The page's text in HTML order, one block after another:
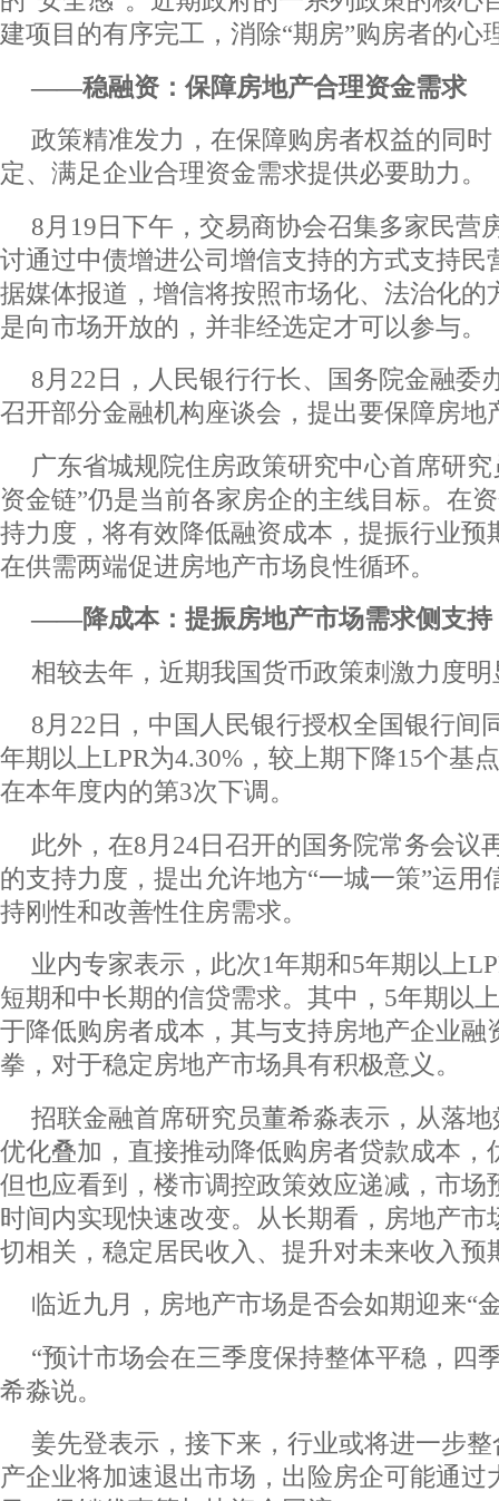
建项目的有序完工，消除“期房”购房者的心
――稳融资：保障房地产合理资金需求
政策精准发力，在保障购房者权益的同
定、满足企业合理资金需求提供必要助力。
8月19日下午，交易商协会召集多家民营
讨通过中债增进公司增信支持的方式支持民
据媒体报道，增信将按照市场化、法治化的
是向市场开放的，并非经选定才可以参与。
8月22日，人民银行行长、国务院金融委
召开部分金融机构座谈会，提出要保障房地
广东省城规院住房政策研究中心首席研
资金链”仍是当前各家房企的主线目标。在
持力度，将有效降低融资成本，提振行业预
在供需两端促进房地产市场良性循环。
――降成本：提振房地产市场需求侧支持
相较去年，近期我国货币政策刺激力度
8月22日，中国人民银行授权全国银行间
年期以上LPR为4.30%，较上期下降15个基
在本年度内的第3次下调。
此外，在8月24日召开的国务院常务会议
的支持力度，提出允许地方“一城一策”运用
持刚性和改善性住房需求。
业内专家表示，此次1年期和5年期以上
短期和中长期的信贷需求。其中，5年期以
于降低购房者成本，其与支持房地产企业融
拳，对于稳定房地产市场具有积极意义。
招联金融首席研究员董希淼表示，从落
优化叠加，直接推动降低购房者贷款成本，
但也应看到，楼市调控政策效应递减，市场
时间内实现快速改变。从长期看，房地产市
切相关，稳定居民收入、提升对未来收入预
临近九月，房地产市场是否会如期迎来“
“预计市场会在三季度保持整体平稳，四
希淼说。
姜先登表示，接下来，行业或将进一步
产企业将加速退出市场，出险房企可能通过